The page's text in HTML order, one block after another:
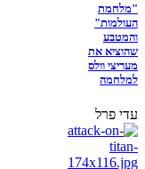
"מלחמת
העולמות"
והמטבע
שהוציא את
מעריצי וולס
למלחמה
עדי פרל